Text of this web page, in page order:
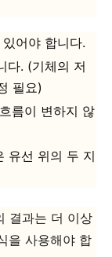
어야 합니다.
다. (기체의 저
필요)
름이 변하지 않
유선 위의 두 지
결과는 더 이상
을 사용해야 합